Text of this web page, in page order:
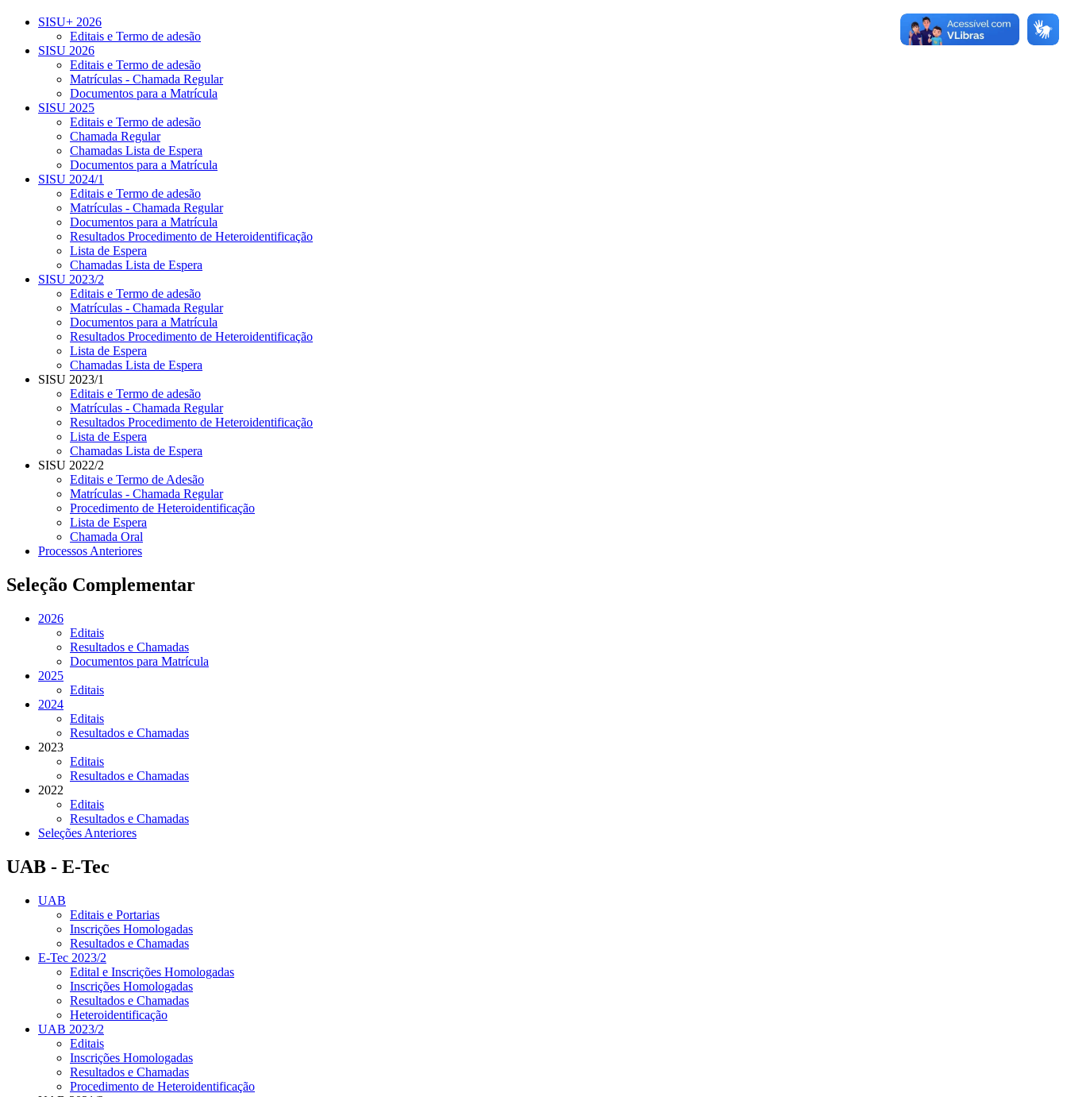
SISU+ 2026
Editais e Termo de adesão
SISU 2026
Editais e Termo de adesão
Matrículas - Chamada Regular
Documentos para a Matrícula
SISU 2025
Editais e Termo de adesão
Chamada Regular
Chamadas Lista de Espera
Documentos para a Matrícula
SISU 2024/1
Editais e Termo de adesão
Matrículas - Chamada Regular
Documentos para a Matrícula
Resultados Procedimento de Heteroidentificação
Lista de Espera
Chamadas Lista de Espera
SISU 2023/2
Editais e Termo de adesão
Matrículas - Chamada Regular
Documentos para a Matrícula
Resultados Procedimento de Heteroidentificação
Lista de Espera
Chamadas Lista de Espera
SISU 2023/1
Editais e Termo de adesão
Matrículas - Chamada Regular
Resultados Procedimento de Heteroidentificação
Lista de Espera
Chamadas Lista de Espera
SISU 2022/2
Editais e Termo de Adesão
Matrículas - Chamada Regular
Procedimento de Heteroidentificação
Lista de Espera
Chamada Oral
Processos Anteriores
Seleção Complementar
2026
Editais
Resultados e Chamadas
Documentos para Matrícula
2025
Editais
2024
Editais
Resultados e Chamadas
2023
Editais
Resultados e Chamadas
2022
Editais
Resultados e Chamadas
Seleções Anteriores
UAB - E-Tec
UAB
Editais e Portarias
Inscrições Homologadas
Resultados e Chamadas
E-Tec 2023/2
Edital e Inscrições Homologadas
Inscrições Homologadas
Resultados e Chamadas
Heteroidentificação
UAB 2023/2
Editais
Inscrições Homologadas
Resultados e Chamadas
Procedimento de Heteroidentificação